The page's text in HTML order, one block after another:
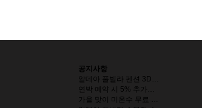
공지사항
알데아 풀빌라 펜션 3D…
연박 예약 시 5% 추가…
가을 맞이 미온수 무료 …